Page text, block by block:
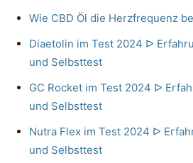
Wie CBD Öl die Herzfrequenz
Diaetolin im Test 2024 ᐅ
und Selbsttest
GC Rocket im Test 2024 ᐅ
und Selbsttest
Nutra Flex im Test 2024 ᐅ
und Selbsttest